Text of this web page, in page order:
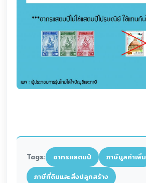
Tags: อากรแสตมป์ ภาษีมูลค่าเพิ่ม
ภาษีที่ดินและสิ่งปลูกสร้าง